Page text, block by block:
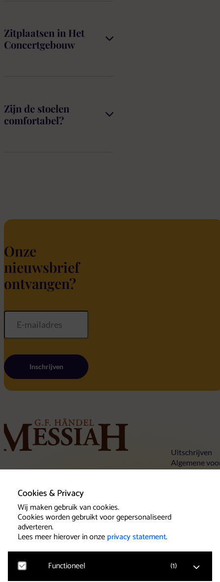
Cookies & Privacy
Wij maken gebruik van cookies.
Cookies worden gebruikt voor gepersonaliseerd
adverteren.
Lees meer hierover in onzeprivacy statement.
Functioneel (1)
Zitplaatsen in Het
Concertgebouw
Zijn de stoelen
comfortabel?
Onze
nieuwsbrief
ontvangen?
Inschrijven
Home
Over Händels Messiah
Contact
Klantenservice
Het team van Beleef Klassiek wil u als
Uitschrijven
Algemene
Privacy